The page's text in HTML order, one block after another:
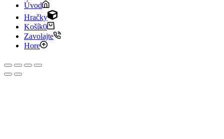
Úvod
Hračky
Košík0
Zavolajte
Hore